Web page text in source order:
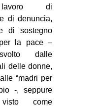
di
di denuncia,
di sostegno
la pace –
dalle
delle donne,
“madri per
-, seppure
come